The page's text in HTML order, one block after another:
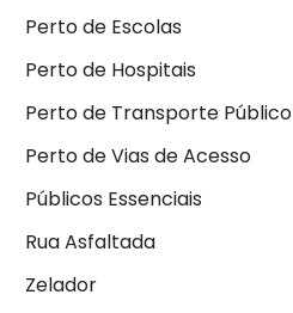
Perto de Escolas
Perto de Hospitais
Perto de Transporte Público
Perto de Vias de Acesso
Públicos Essenciais
Rua Asfaltada
Zelador